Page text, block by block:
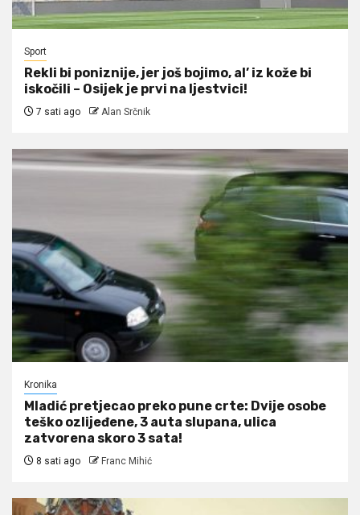
Sport
Rekli bi poniznije, jer još bojimo, al’ iz kože bi
iskočili – Osijek je prvi na ljestvici!
7 sati ago Alan Srčnik
Kronika
Mladić pretjecao preko pune crte: Dvije osobe
teško ozlijeđene, 3 auta slupana, ulica
zatvorena skoro 3 sata!
8 sati ago Franc Mihić